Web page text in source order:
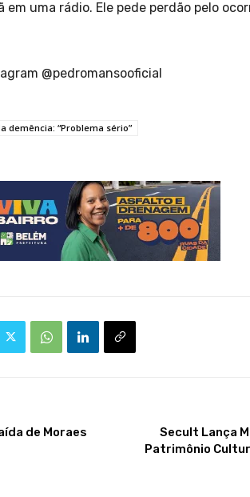
uma rádio. Ele pede perdão pelo
@pedromansooficial
demência: “Problema sério”
de Moraes
Secult Lança
Patrimônio